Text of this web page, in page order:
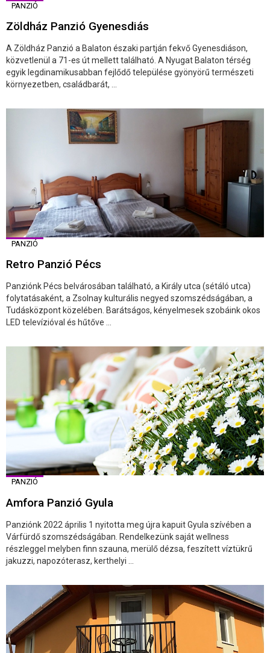
PANZIÓ
Zöldház Panzió Gyenesdiás
A Zöldház Panzió a Balaton északi partján fekvő Gyenesdiáson,
közvetlenül a 71-es út mellett található. A Nyugat Balaton térség
egyik legdinamikusabban fejlődő települése gyönyörű természeti
környezetben, családbarát, ...
PANZIÓ
Retro Panzió Pécs
Panziónk Pécs belvárosában található, a Király utca (sétáló utca)
folytatásaként, a Zsolnay kulturális negyed szomszédságában, a
Tudásközpont közelében. Barátságos, kényelmesek szobáink okos
LED televízióval és hűtőve ...
PANZIÓ
Amfora Panzió Gyula
Panziónk 2022 április 1 nyitotta meg újra kapuit Gyula szívében a
Várfürdő szomszédságában. Rendelkezünk saját wellness
részleggel melyben finn szauna, merülő dézsa, feszített víztükrű
jakuzzi, napozóterasz, kerthelyi ...